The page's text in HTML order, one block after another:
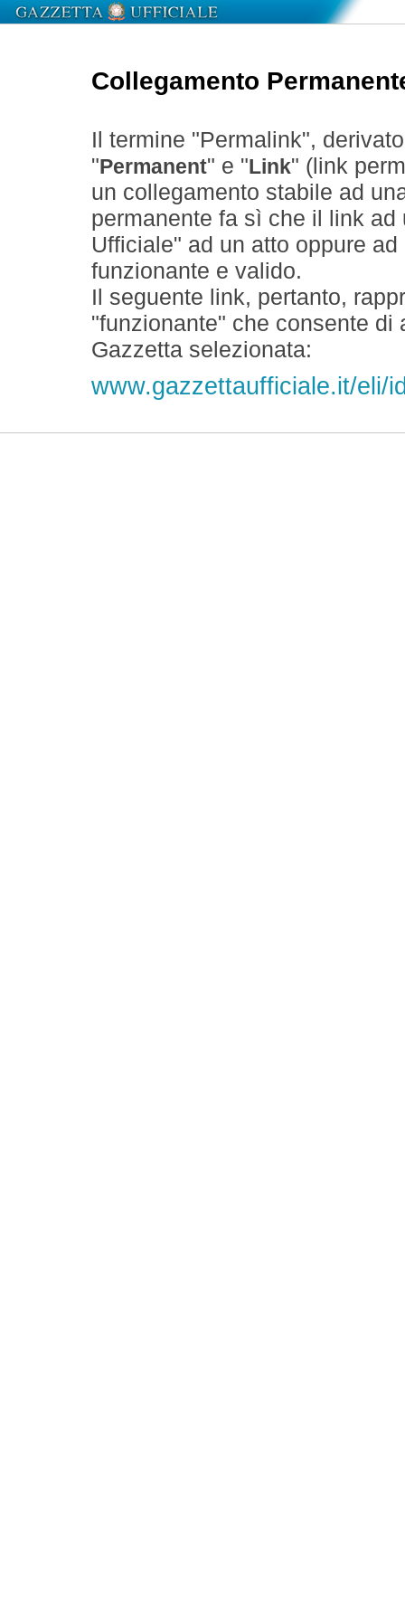
Collegamento
Il termine "Permalink",
" Permanent" e " Link" (link
un collegamento stabile ad
permanente fa sì che il link
Ufficiale" ad un atto oppure
funzionante e valido.
Il seguente link, pertanto,
"funzionante" che consente
Gazzetta selezionata:
www.gazzettaufficiale.it/eli/